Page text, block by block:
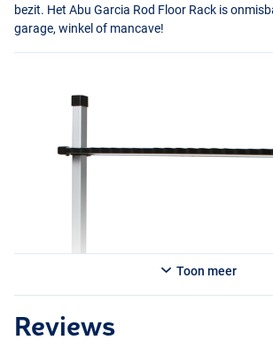
bezit. Het Abu Garcia Rod Floor Rack is
garage, winkel of mancave!
Toon meer
Reviews